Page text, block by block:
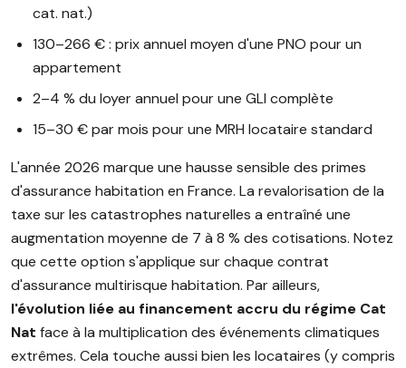
cat. nat.)
130–266 € : prix annuel moyen d'une PNO pour un
appartement
2–4 % du loyer annuel pour une GLI complète
15–30 € par mois pour une MRH locataire standard
L'année 2026 marque une hausse sensible des primes
d'assurance habitation en France. La revalorisation de la
taxe sur les catastrophes naturelles a entraîné une
augmentation moyenne de 7 à 8 % des cotisations. Notez
que cette option s'applique sur chaque contrat
d'assurance multirisque habitation. Par ailleurs,
l'évolution liée au financement accru du régime Cat
Nat face à la multiplication des événements climatiques
extrêmes. Cela touche aussi bien les locataires (y compris